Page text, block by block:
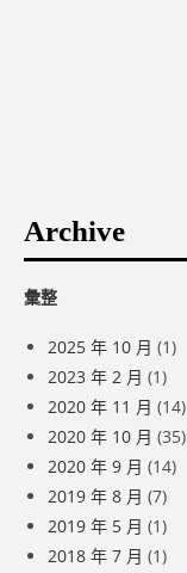
Archive
彙整
2025 年 10 月 (1)
2023 年 2 月 (1)
2020 年 11 月 (14)
2020 年 10 月 (35)
2020 年 9 月 (14)
2019 年 8 月 (7)
2019 年 5 月 (1)
2018 年 7 月 (1)